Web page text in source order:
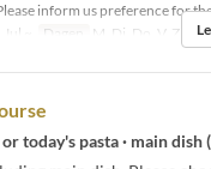
inform us preference for
~ Dagen M, Di, Do, V, Za,
today's pasta · main dish